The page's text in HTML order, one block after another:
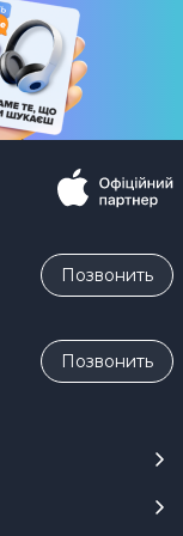
Позвонить
Позвонить